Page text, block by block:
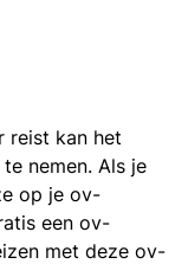
reist kan het
nemen. Als je
op je ov-
een ov-
met deze ov-